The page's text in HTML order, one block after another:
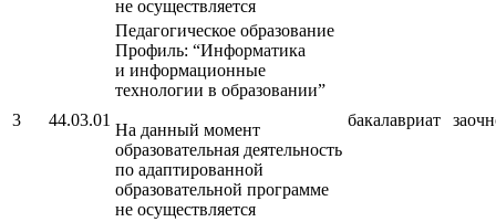
не осуществляется
3 44.03.01
Педагогическое образование
Профиль: “Информатика
и информационные
технологии в образовании”
На данный момент
образовательная деятельность
по адаптированной
образовательной программе
не осуществляется
бакалавриат